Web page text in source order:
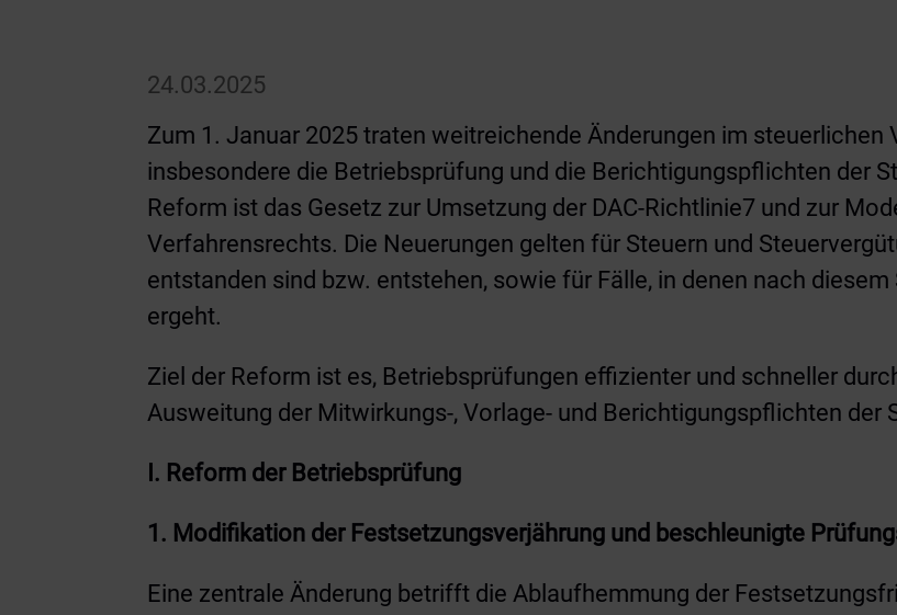
24.03.2025
Zum 1. Januar 2025 traten weitreichende Änderungen im steuerlichen
insbesondere die Betriebsprüfung und die Berichtigungspflichten der
Reform ist das Gesetz zur Umsetzung der DAC-Richtlinie7 und zur
Verfahrensrechts. Die Neuerungen gelten für Steuern und
entstanden sind bzw. entstehen, sowie für Fälle, in denen nach
ergeht.
Ziel der Reform ist es, Betriebsprüfungen effizienter und schneller
Ausweitung der Mitwirkungs-, Vorlage- und Berichtigungspflichten der
I. Reform der Betriebsprüfung
1. Modifikation der Festsetzungsverjährung und beschleunigte
Eine zentrale Änderung betrifft die Ablaufhemmung der